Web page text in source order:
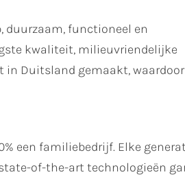
duurzaam, functioneel en
kwaliteit, milieuvriendelijke
in Duitsland gemaakt,
een familiebedrijf. Elke
of-the-art technologieën